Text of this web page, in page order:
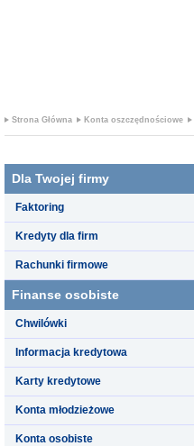
Strona Główna Konta oszczędnościowe
Dla Twojej firmy
Faktoring
Kredyty dla firm
Rachunki firmowe
Finanse osobiste
Chwilówki
Informacja kredytowa
Karty kredytowe
Konta młodzieżowe
Konta osobiste